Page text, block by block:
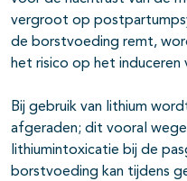
vergroot op
de borstvoeding remt,
het risico op het induceren
Bij gebruik van lithium
afgeraden; dit vooral
lithiumintoxicatie bij de
borstvoeding kan tijdens